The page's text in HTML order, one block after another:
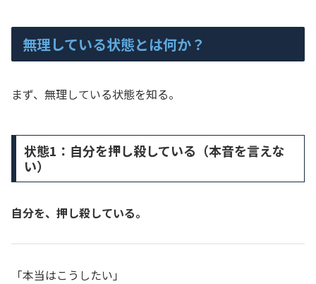
無理している状態とは何か？
まず、無理している状態を知る。
状態1：自分を押し殺している（本音を言えな
い）
自分を、押し殺している。
「本当はこうしたい」